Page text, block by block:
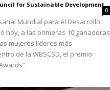
for Sustainable Development -
0
Mundial para el Desarrollo
hoy, a las primeras 10 ganadoras
mujeres líderes más
de la WBSCSD, el premio